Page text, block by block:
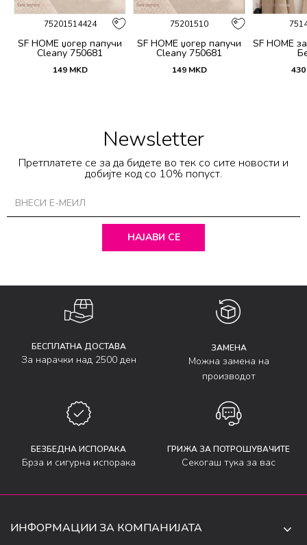
75201514424
SF HOME џогер папучи
Cleany 750681
149 MKD
75201510
SF HOME џогер папучи
Cleany 750681
149 MKD
SF HOME
430
Newsletter
Претплатете се за да бидете во тек со сите новости и
добијте код со 10% попуст.
НАЈАВИ СЕ
БЕСПЛАТНА ДОСТАВА
За нарачки над 2500 ден
ЗАМЕНА
Можна замена на
производот
БЕЗБЕДНА ИСПОРАКА
Брза и сигурна испорака
ГРИЖА ЗА ПОТРОШУВАЧИТЕ
Секогаш тука за вас
ИНФОРМАЦИИ ЗА КОМПАНИЈАТА